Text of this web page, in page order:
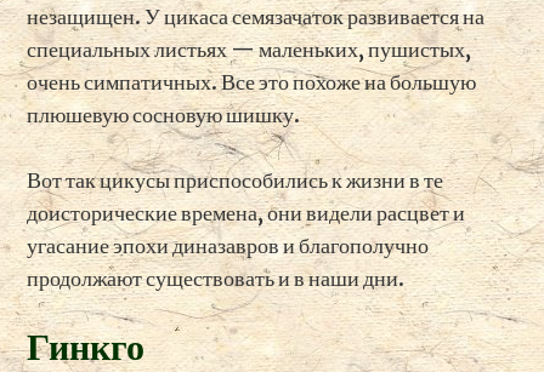
незащищен. У цикаса семязачаток развивается на
специальных листьях — маленьких, пушистых,
очень симпатичных. Все это похоже на большую
плюшевую сосновую шишку.
Вот так цикусы приспособились к жизни в те
доисторические времена, они видели расцвет и
угасание эпохи диназавров и благополучно
продолжают существовать и в наши дни.
Гинкго